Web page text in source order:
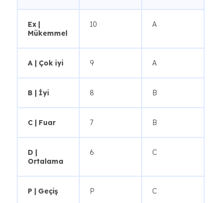
Ex |
Mükemmel
10 A
A | Çok iyi 9 A
B | İyi 8 B
C | Fuar 7 B
D |
Ortalama
6 C
P | Geçiş P C